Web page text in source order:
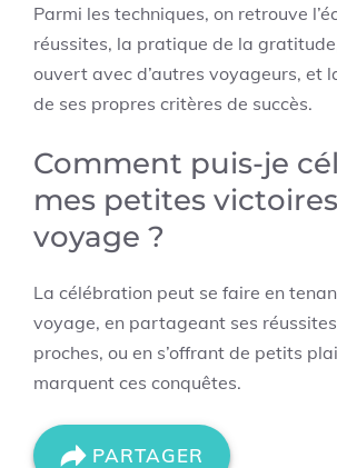
Parmi les techniques, on retrouve
réussites, la pratique de la
ouvert avec d’autres voyageurs, et
de ses propres critères de succès.
Comment puis-je
mes petites
voyage ?
La célébration peut se faire en
voyage, en partageant ses
proches, ou en s’offrant de petits
marquent ces conquêtes.
PARTAGER